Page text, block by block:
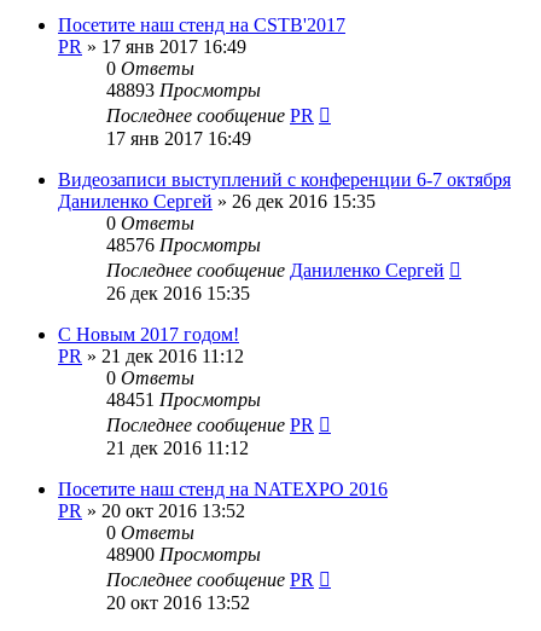
Посетите наш стенд на CSTB'2017
PR » 17 янв 2017 16:49
0 Ответы
48893 Просмотры
Последнее сообщение PR
17 янв 2017 16:49
Видеозаписи выступлений c конференции 6-7 октября
Даниленко Сергей » 26 дек 2016 15:35
0 Ответы
48576 Просмотры
Последнее сообщение Даниленко Сергей
26 дек 2016 15:35
С Новым 2017 годом!
PR » 21 дек 2016 11:12
0 Ответы
48451 Просмотры
Последнее сообщение PR
21 дек 2016 11:12
Посетите наш стенд на NATEXPO 2016
PR » 20 окт 2016 13:52
0 Ответы
48900 Просмотры
Последнее сообщение PR
20 окт 2016 13:52